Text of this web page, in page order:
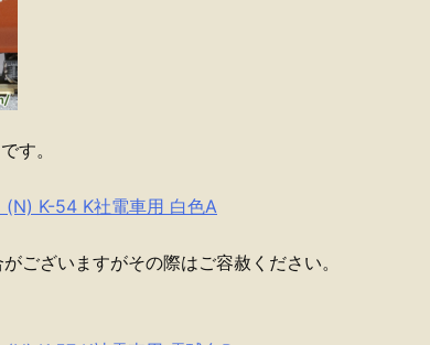
す。
K-54 K社電車用 白色A
ございますがその際はご容赦ください。